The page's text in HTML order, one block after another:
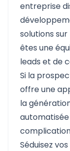
entreprise
solutions
êtes une
leads et de
Si la
offre une
la
automatisée
Séduisez